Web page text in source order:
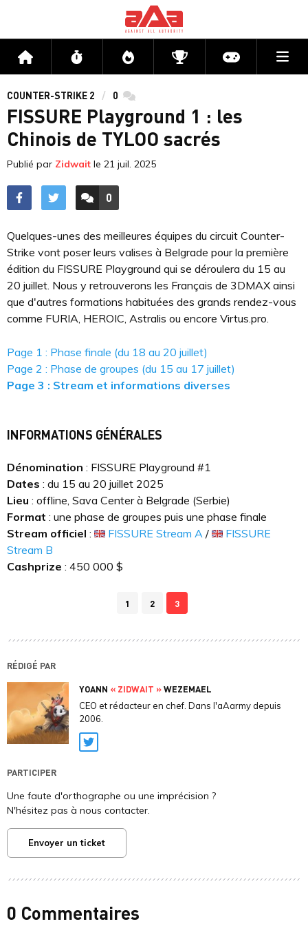
Accueil Flux Directs CompétitionsActu jeux
COUNTER-STRIKE 2 0 commentaires
FISSURE Playground 1 : les
Chinois de TYLOO sacrés
Publié par Zidwait le 21 juil. 2025
ACCÉDER AUX
0
COMMENTAIRES
Quelques-unes des meilleures équipes du circuit Counter-
Strike vont poser leurs valises à Belgrade pour la première
édition du FISSURE Playground qui se déroulera du 15 au
20 juillet. Nous y retrouverons les Français de 3DMAX ainsi
que d'autres formations habituées des grands rendez-vous
comme FURIA, HEROIC, Astralis ou encore Virtus.pro.
Page 1 : Phase finale (du 18 au 20 juillet)
Page 2 : Phase de groupes (du 15 au 17 juillet)
Page 3 : Stream et informations diverses
INFORMATIONS GÉNÉRALES
Dénomination : FISSURE Playground #1
Dates : du 15 au 20 juillet 2025
Lieu : offline, Sava Center à Belgrade (Serbie)
Format : une phase de groupes puis une phase finale
Stream officiel : FISSURE Stream A /
FISSURE
Stream B
Cashprize : 450 000 $
1 2 3
RÉDIGÉ PAR
YOANN « ZIDWAIT »WEZEMAEL
CEO et rédacteur en chef. Dans l'aAarmy depuis
2006.
Twitter
PARTICIPER
Une faute d'orthographe ou une imprécision ?
N'hésitez pas à nous contacter.
Envoyer un ticket
0 Commentaires